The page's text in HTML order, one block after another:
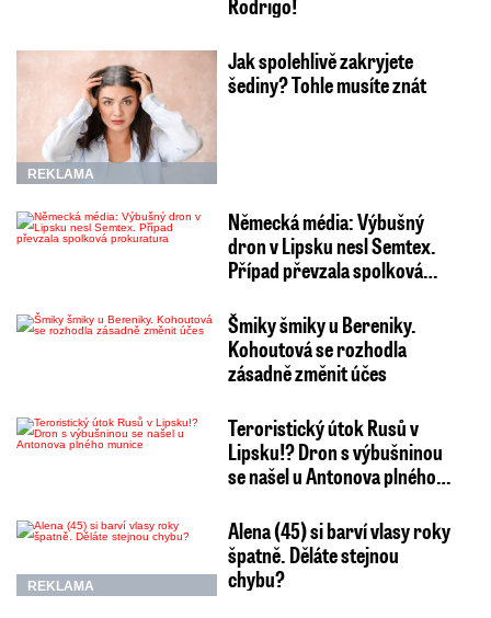
REKLAMA
Jak spolehlivě zakryjete
šediny? Tohle musíte znát
Německá média: Výbušný
dron v Lipsku nesl Semtex.
Případ převzala spolková…
Šmiky šmiky u Bereniky.
Kohoutová se rozhodla
zásadně změnit účes
Teroristický útok Rusů v
Lipsku!? Dron s výbušninou
se našel u Antonova plného…
REKLAMA
Alena (45) si barví vlasy roky
špatně. Děláte stejnou
chybu?